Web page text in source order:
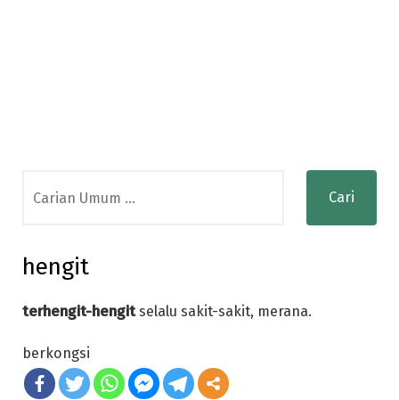
for:
hengit
terhengit-hengitselalu sakit-sakit, merana.
berkongsi